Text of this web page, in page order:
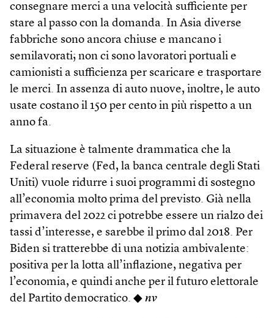
consegnare merci a una velocità sufficiente per
stare al passo con la domanda. In Asia diverse
fabbriche sono ancora chiuse e mancano i
semilavorati; non ci sono lavoratori portuali e
camionisti a sufficienza per scaricare e trasportare
le merci. In assenza di auto nuove, inoltre, le auto
usate costano il 150 per cento in più rispetto a un
anno fa.
La situazione è talmente drammatica che la
Federal reserve (Fed, la banca centrale degli Stati
Uniti) vuole ridurre i suoi programmi di sostegno
all’economia molto prima del previsto. Già nella
primavera del 2022 ci potrebbe essere un rialzo dei
tassi d’interesse, e sarebbe il primo dal 2018. Per
Biden si tratterebbe di una notizia ambivalente:
positiva per la lotta all’inflazione, negativa per
l’economia, e quindi anche per il futuro elettorale
del Partito democratico. ◆ nv